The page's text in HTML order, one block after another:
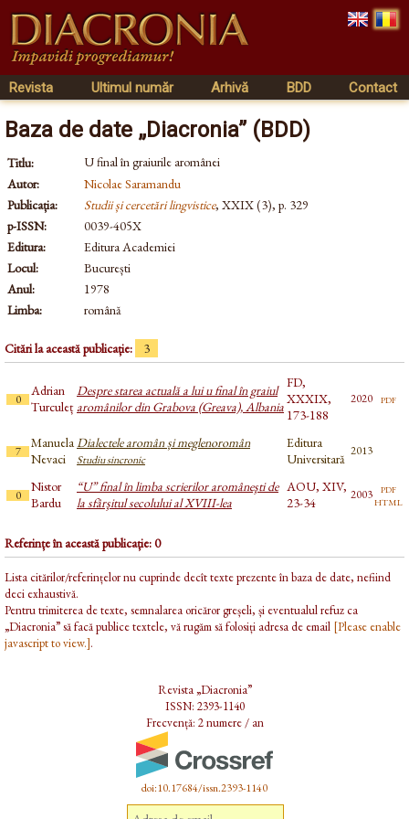
Revista Ultimul număr Arhivă BDD Contact
Baza de date „Diacronia” (BDD)
Titlu:
U final în graiurile aromânei
Autor:
Nicolae Saramandu
Publicația:
Studii și cercetări lingvistice, XXIX (3), p. 329
p-ISSN:
0039-405X
Editura:
Editura Academiei
Locul:
București
Anul:
1978
Limba:
română
Citări la această publicație: 3
0
Adrian
Turculeț
Despre starea actuală a lui u final în graiul
aromânilor din Grabova (Greava), Albania
FD,
XXXIX,
173-188
2020 pdf
7
Manuela
Nevaci
Dialectele aromân și meglenoromân
Studiu sincronic
Editura
Universitară 2013
0
Nistor
Bardu
“U” final în limba scrierilor aromâneşti de
la sfârşitul secolului al XVIII-lea
AOU, XIV,
23-34
2003 pdf
html
Referințe în această publicație: 0
Lista citărilor/referințelor nu cuprinde decît texte prezente în baza de date, nefiind
deci exhaustivă.
Pentru trimiterea de texte, semnalarea oricăror greșeli, și eventualul refuz ca
„Diacronia” să facă publice textele, vă rugăm să folosiți adresa de email [Please enable
javascript to view.].
Revista „Diacronia”
ISSN: 2393-1140
Frecvență: 2 numere / an
doi:10.17684/issn.2393-1140